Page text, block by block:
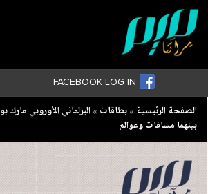
FACEBOOK LOG IN
Breadcrumb
الصفحة الرئيسية بطاقات
البرلماني الأوروبي مارك
بينهما مسافات وعوالم